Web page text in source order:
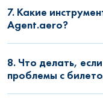
7. Какие
Agent.aero?
8. Что делать,
проблемы с